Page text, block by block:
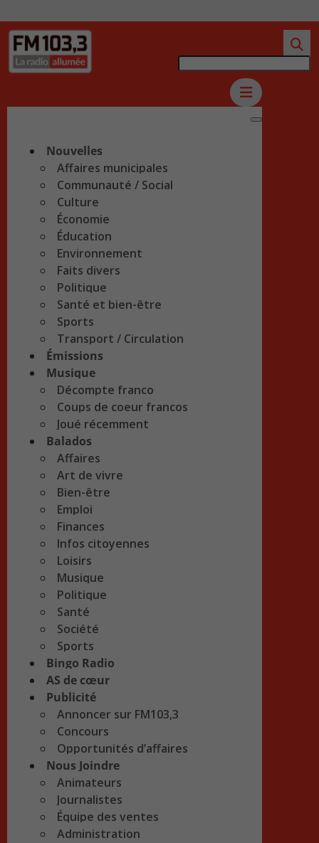
Nouvelles
Affaires municipales
Communauté / Social
Culture
Économie
Éducation
Environnement
Faits divers
Politique
Santé et bien-être
Sports
Transport / Circulation
Émissions
Musique
Décompte franco
Coups de coeur francos
Joué récemment
Balados
Affaires
Art de vivre
Bien-être
Emploi
Finances
Infos citoyennes
Loisirs
Musique
Politique
Santé
Société
Sports
Bingo Radio
AS de cœur
Publicité
Annoncer sur FM103,3
Concours
Opportunités d’affaires
Nous Joindre
Animateurs
Journalistes
Équipe des ventes
Administration